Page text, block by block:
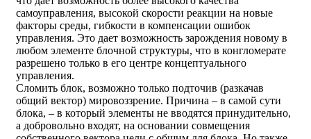
самоуправления, высокой скорости реакции на новые
факторы среды, гибкости в компенсации ошибок
управления. Это дает возможность зарождения новому в
любом элементе блочной структуры, что в конгломерате
разрешено только в его центре концептуального
управления.
Сломить блок, возможно только подточив (разкачав
общий вектор) мировоззрение. Причина – в самой сути
блока, – в который элементы не вводятся принудительно,
а добровольно входят, на основании совмещения